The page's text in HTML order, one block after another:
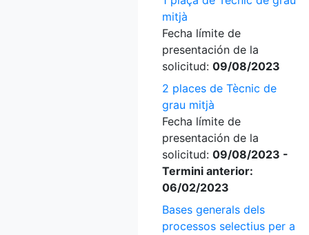
mitjà
Fecha límite de
presentación de la
solicitud: 09/08/2023
2 places de Tècnic de
grau mitjà
Fecha límite de
presentación de la
solicitud: 09/08/2023 -
Termini anterior:
06/02/2023
Bases generals dels
processos selectius per a